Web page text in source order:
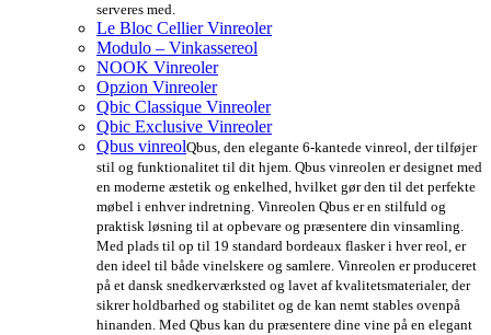
serveres med.
Le Bloc Cellier Vinreoler
Modulo – Vinkassereol
NOOK Vinreoler
Opzion Vinreoler
Qbic Classique Vinreoler
Qbic Exclusive Vinreoler
Qbus vinreolQbus, den elegante 6-kantede vinreol, der tilføjer
stil og funktionalitet til dit hjem. Qbus vinreolen er designet med
en moderne æstetik og enkelhed, hvilket gør den til det perfekte
møbel i enhver indretning. Vinreolen Qbus er en stilfuld og
praktisk løsning til at opbevare og præsentere din vinsamling.
Med plads til op til 19 standard bordeaux flasker i hver reol, er
den ideel til både vinelskere og samlere. Vinreolen er produceret
på et dansk snedkerværksted og lavet af kvalitetsmaterialer, der
sikrer holdbarhed og stabilitet og de kan nemt stables ovenpå
hinanden. Med Qbus kan du præsentere dine vine på en elegant